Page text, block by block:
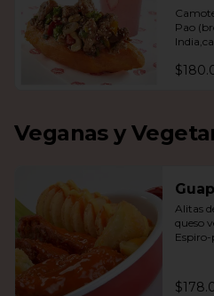
Pao
Veganas y
Alitas
queso